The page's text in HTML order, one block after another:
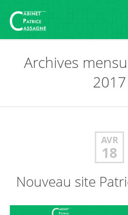
Archives
2017
AVR
18
Nouveau site